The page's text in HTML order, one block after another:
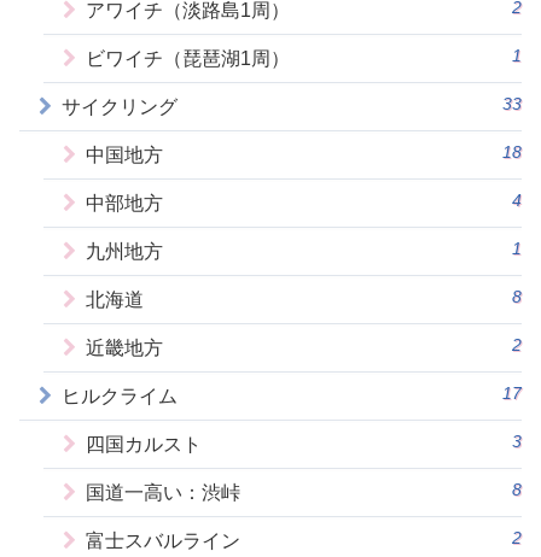
アワイチ（淡路島1周） 2
ビワイチ（琵琶湖1周） 1
サイクリング 33
中国地方 18
中部地方 4
九州地方 1
北海道 8
近畿地方 2
ヒルクライム 17
四国カルスト 3
国道一高い：渋峠 8
富士スバルライン 2